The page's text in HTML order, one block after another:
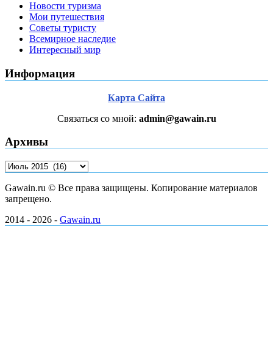
Новости туризма
Мои путешествия
Советы туристу
Всемирное наследие
Интересный мир
Информация
Карта Сайта
Связаться со мной: admin@gawain.ru
Архивы
Архивы
Gawain.ru © Все права защищены. Копирование материалов
запрещено.
2014 - 2026 - Gawain.ru